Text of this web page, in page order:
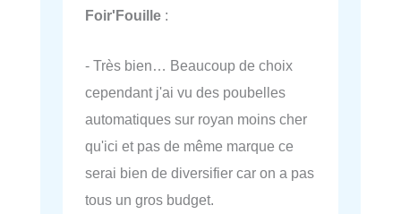
Foir'Fouille :
- Très bien… Beaucoup de choix
cependant j'ai vu des poubelles
automatiques sur royan moins cher
qu'ici et pas de même marque ce
serai bien de diversifier car on a pas
tous un gros budget.